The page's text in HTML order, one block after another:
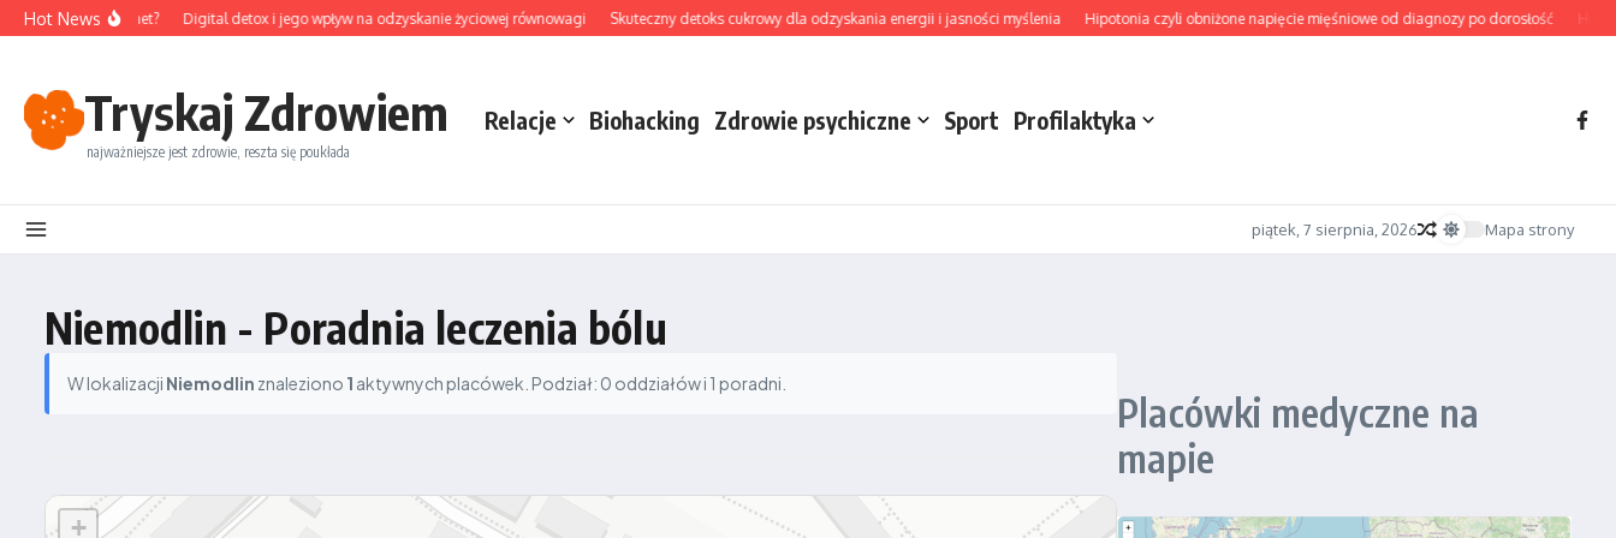
Przejdź do treści
Hot News
dobry gabinet? Digital detox i jego wpływ na odzyskanie życiowej równowagi Skuteczny detoks cukrowy dla odzyskania energii i jasności myślenia Hipotonia czyli obniżone napięcie mięśniowe od diagnozy po dorosłość
Tryskaj Zdrowiem
najważniejsze jest zdrowie, reszta się poukłada
Relacje Biohacking Zdrowie psychiczne Sport Profilaktyka
piątek, 7 sierpnia, 2026 Mapa strony
Niemodlin - Poradnia leczenia bólu
W lokalizacji Niemodlin znaleziono 1 aktywnych placówek. Podział: 0 oddziałów i 1 poradni.
+
Placówki medyczne na
mapie